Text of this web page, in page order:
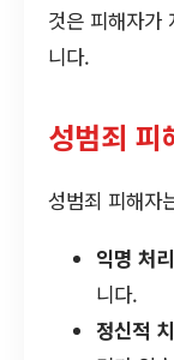
것은 피해자가
니다.
성범죄 피
성범죄 피해자
익명 처
니다.
정신적